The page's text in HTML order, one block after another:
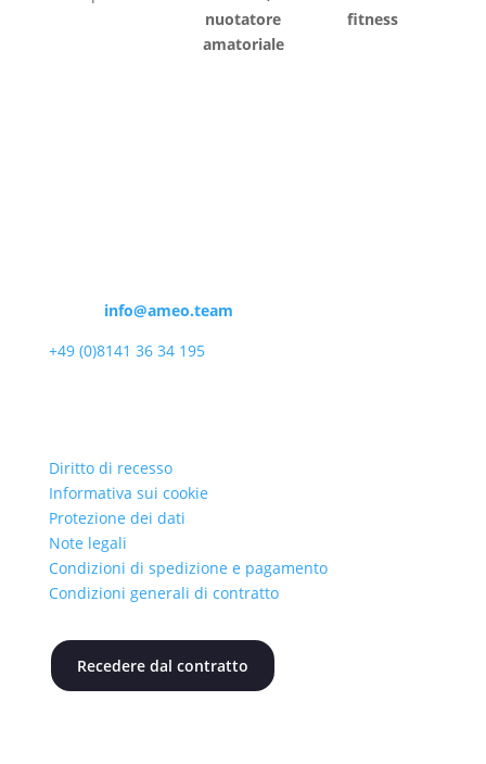
nuotatore
amatoriale
fitness
info@ameo.team
+49 (0)8141 36 34 195
Diritto di recesso
Informativa sui cookie
Protezione dei dati
Note legali
Condizioni di spedizione e pagamento
Condizioni generali di contratto
Recedere dal contratto